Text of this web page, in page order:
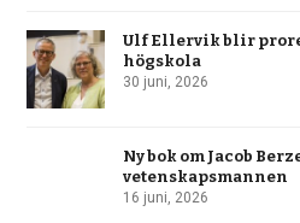
Ulf Ellervik blir
högskola
30 juni, 2026
Ny bok om Jacob
vetenskapsmannen
16 juni, 2026